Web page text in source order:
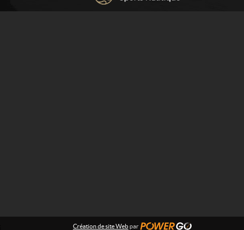
Création de site Webpar